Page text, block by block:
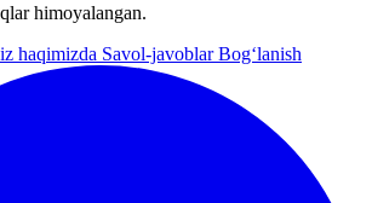
himoyalangan.
haqimizda Savol-javoblarBog‘lanish